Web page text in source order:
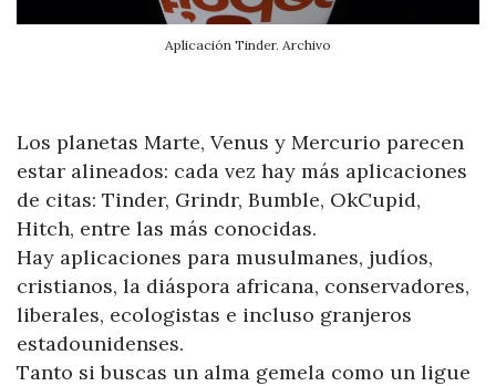
Aplicación Tinder. Archivo
Los planetas Marte, Venus y Mercurio parecen
estar alineados: cada vez hay más aplicaciones
de citas: Tinder, Grindr, Bumble, OkCupid,
Hitch, entre las más conocidas.
Hay aplicaciones para musulmanes, judíos,
cristianos, la diáspora africana, conservadores,
liberales, ecologistas e incluso granjeros
estadounidenses.
Tanto si buscas un alma gemela como un ligue